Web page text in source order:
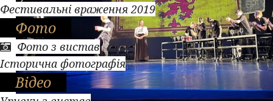
Фестивальні враження 2019
Фото
Фото з вистав
Історична фотографія
Відео